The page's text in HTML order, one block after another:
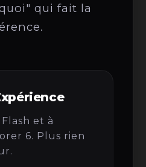
qui fait la
et à
6. Plus rien